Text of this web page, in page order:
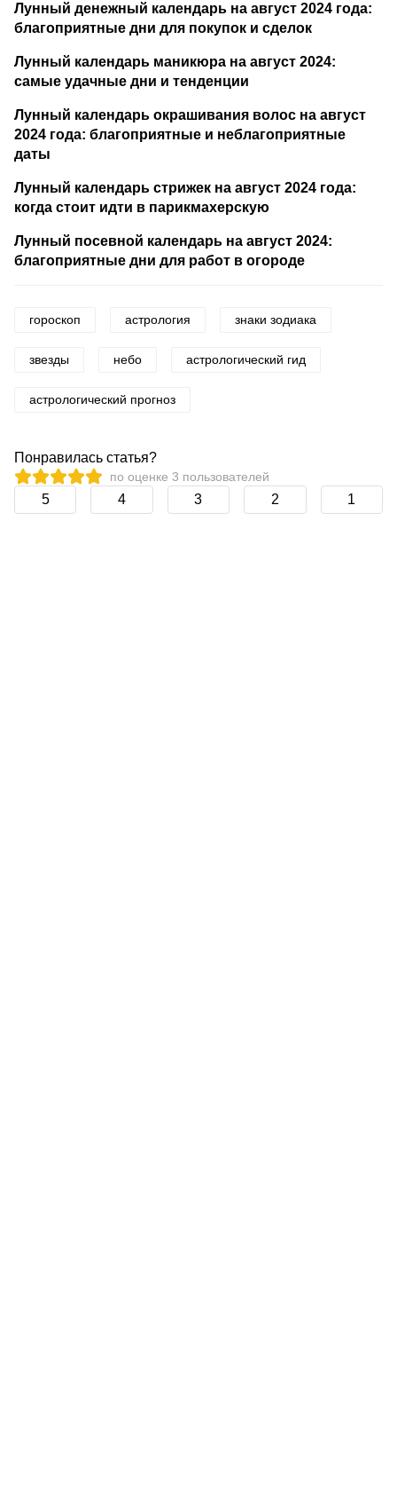
Лунный денежный календарь на август 2024 года:
благоприятные дни для покупок и сделок
Лунный календарь маникюра на август 2024:
самые удачные дни и тенденции
Лунный календарь окрашивания волос на август
2024 года: благоприятные и неблагоприятные
даты
Лунный календарь стрижек на август 2024 года:
когда стоит идти в парикмахерскую
Лунный посевной календарь на август 2024:
благоприятные дни для работ в огороде
гороскоп астрология знаки зодиака
звезды небо астрологический гид
астрологический прогноз
Понравилась статья?
по оценке 3 пользователей
5 4 3 2 1